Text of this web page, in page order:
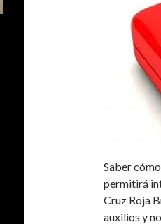
Saber
permitirá
Cruz Roja
auxilios y